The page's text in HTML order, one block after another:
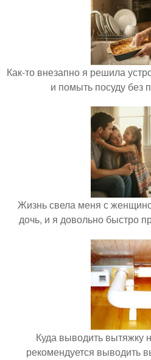
Как-то внезапно я решила
и помыть посуду без
Жизнь свела меня с
дочь, и я довольно быстро
Куда выводить вытяжку
рекомендуется выводить